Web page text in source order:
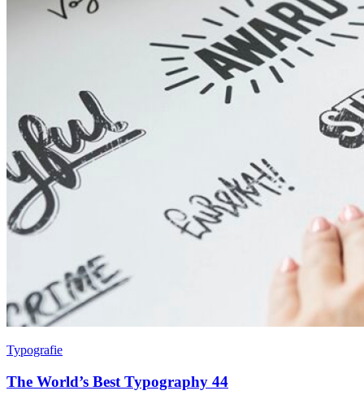
Typografie
The World’s Best Typography 44